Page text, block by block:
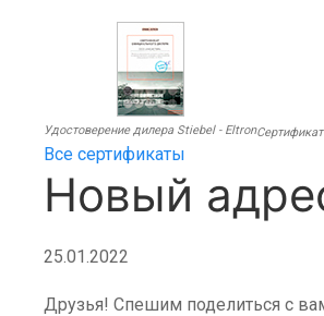
Удостоверение дилера Stiebel - Eltron
Все сертификаты
Новый
25.01.2022
Друзья! Спешим поделиться с